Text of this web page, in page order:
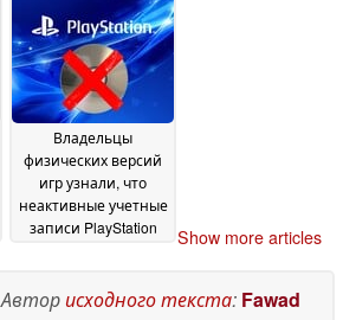
06 July 2026
Владельцы
физических версий
игр узнали, что
неактивные учетные
записи PlayStation
05 July 2026
Show more articles
Авторисходного текста: Fawad